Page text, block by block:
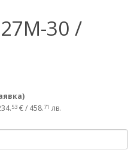
30 /
53 € / 458.71 лв.